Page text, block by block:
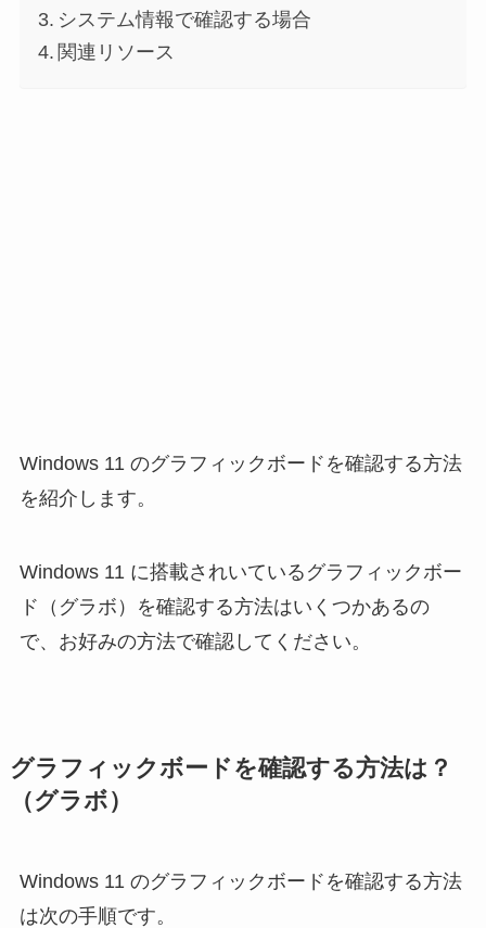
システム情報で確認する場合
関連リソース
Windows 11 のグラフィックボードを確認する方法
を紹介します。
Windows 11 に搭載されいているグラフィックボー
ド（グラボ）を確認する方法はいくつかあるの
で、お好みの方法で確認してください。
グラフィックボードを確認する方法は？
（グラボ）
Windows 11 のグラフィックボードを確認する方法
は次の手順です。